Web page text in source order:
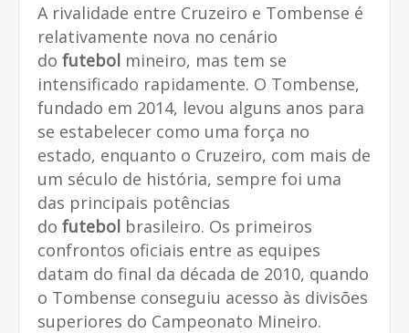
A rivalidade entre Cruzeiro e Tombense é
relativamente nova no cenário
do futebol mineiro, mas tem se
intensificado rapidamente. O Tombense,
fundado em 2014, levou alguns anos para
se estabelecer como uma força no
estado, enquanto o Cruzeiro, com mais de
um século de história, sempre foi uma
das principais potências
do futebol brasileiro. Os primeiros
confrontos oficiais entre as equipes
datam do final da década de 2010, quando
o Tombense conseguiu acesso às divisões
superiores do Campeonato Mineiro.